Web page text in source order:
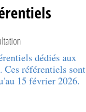
dédiés aux
Ces référentiels sont
15 février 2026.